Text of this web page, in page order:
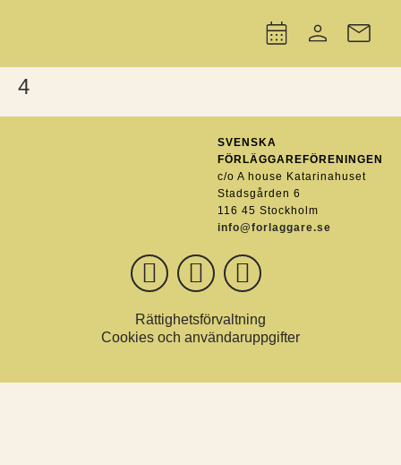
4
SVENSKA
FÖRLÄGGAREFÖRENINGEN
c/o A house Katarinahuset
Stadsgården 6
116 45 Stockholm
info@forlaggare.se
Rättighetsförvaltning
Cookies och användaruppgifter